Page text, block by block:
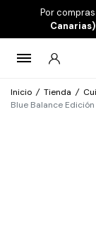
Por
Canarias)
Inicio / Tienda /
Blue Balance